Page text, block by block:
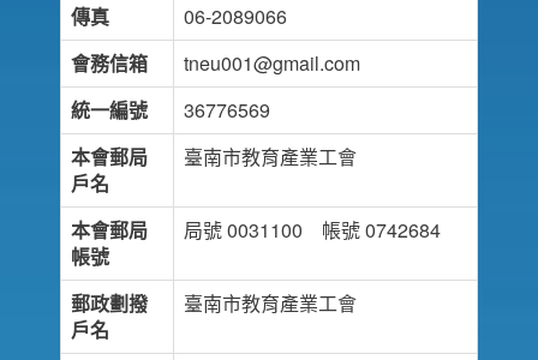
傳真
06-2089066
會務信箱
tneu001@gmail.com
統一編號
36776569
本會郵局
戶名
臺南市教育產業工會
本會郵局
帳號
局號 0031100 帳號 0742684
郵政劃撥
戶名
臺南市教育產業工會